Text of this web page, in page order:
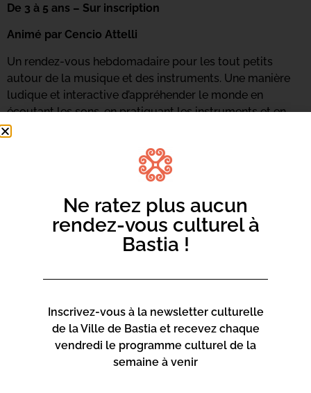
De 3 à 5 ans – Sur inscription
Animé par Cencio Attelli
Un rendez-vous hebdomadaire pour les tout petits
autour de la musique et des instruments. Une manière
ludique et interactive d’appréhender le monde en
écoutant les sons, en pratiquant les instruments et en
ressentant de nouvelles émotions. Du chant, des
Ne ratez plus aucun
rendez-vous culturel à
Bastia !
Inscrivez-vous à la newsletter culturelle
de la Ville de Bastia et recevez chaque
vendredi le programme culturel de la
semaine à venir